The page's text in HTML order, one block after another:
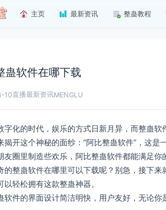
主页 最新资讯 整蛊教程
蛊软件在哪下载
10直播最新资讯MENGLU
字化的时代，娱乐的方式日新月异，而整蛊软
揭开这个神秘的面纱：“阿比整蛊软件”，这
友圈里制造些欢乐，阿比整蛊软件都能满足你
的整蛊软件在哪里可以下载呢？别急，接下来
以轻松拥有这款整蛊神器。
软件的界面设计简洁明快，用户友好，无论你